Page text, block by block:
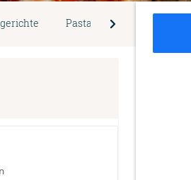
Pasta al Forno -